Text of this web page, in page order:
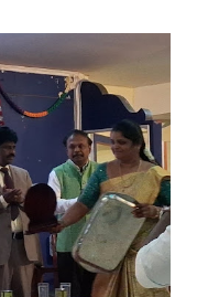
திருமணப்
அந்த வகையில்,
தான் இருக்கும்.அப்படி
பேர் இணைந்து
மாப்பிள்ளையைக்
வரிகளை வைத்து
மேய்த்த